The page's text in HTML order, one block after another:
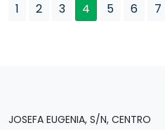
1 2 3 4 5 6 7
JOSEFA EUGENIA, S/N, CENTRO